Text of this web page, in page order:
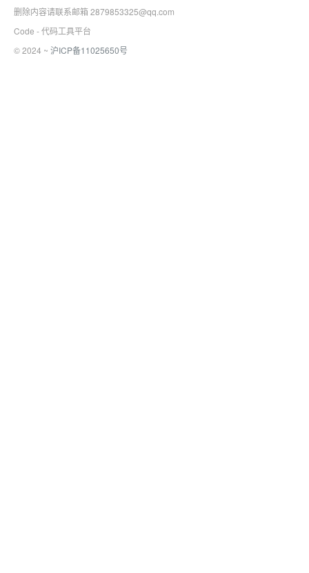
删除内容请联系邮箱 2879853325@qq.com
Code - 代码工具平台
© 2024 ~ 沪ICP备11025650号